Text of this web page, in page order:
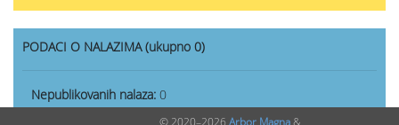
PODACI O NALAZIMA (ukupno 0)
Nepublikovanih nalaza: 0
© 2020–2026 Arbor Magna&